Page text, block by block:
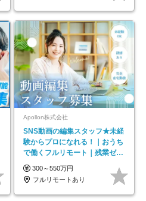
Apollon株式会社
SNS動画の編集スタッフ★未経
験からプロになれる！｜おうち
で働くフルリモート｜残業ゼロ
で18時退勤◎
300～550万円
フルリモートあり